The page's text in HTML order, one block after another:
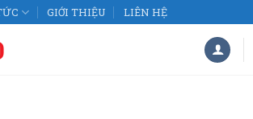
GIỚI THIỆU LIÊN HỆ